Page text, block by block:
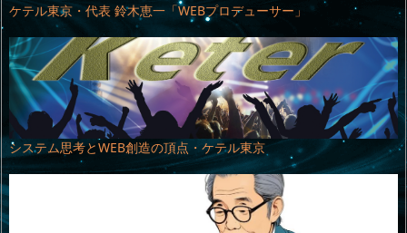
ケテル東京・代表 鈴木恵一「WEBプロデューサー」
システム思考とWEB創造の頂点・ケテル東京